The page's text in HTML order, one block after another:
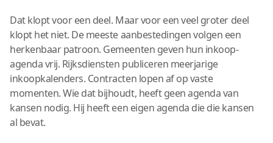
Dat klopt voor een deel. Maar voor een veel groter deel
klopt het niet. De meeste aanbestedingen volgen een
herkenbaar patroon. Gemeenten geven hun inkoop-
agenda vrij. Rijksdiensten publiceren meerjarige
inkoopkalenders. Contracten lopen af op vaste
momenten. Wie dat bijhoudt, heeft geen agenda van
kansen nodig. Hij heeft een eigen agenda die die kansen
al bevat.